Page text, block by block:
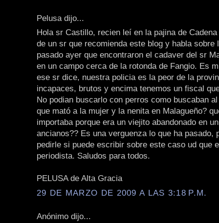
Pelusa dijo...
Hola sr Castillo, recien leí en la pajina de
de un sr que recomienda este blog y habla sobre
pasado ayer que encontraron el cadaver del sr
en un campo cerca de la rotonda de Fangio. Es
ese sr dice, nuestra policia es la peor de la
incapaces, brutos y encima tenemos un fiscal
No podian buscarlo con perros como buscaban
que mató a la mujer y la nenita en Malagueño?
importaba porque era un viejito abandonado en
ancianos?? Es una verguenza lo que ha pasado,
pedirle si puede escribir sobre este caso ud que
periodista. Saludos para todos.
PELUSA de Alta Gracia
29 DE MARZO DE 2009 A LAS 3:18 P.M.
Anónimo dijo...